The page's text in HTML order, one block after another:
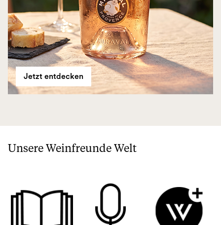
Jetzt entdecken
Unsere Weinfreunde Welt